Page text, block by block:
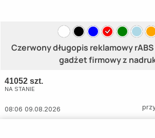
Czerwony długopis reklamowy
gadżet firmowy z
41052 szt.
NA STANIE
08:06 09.08.2026